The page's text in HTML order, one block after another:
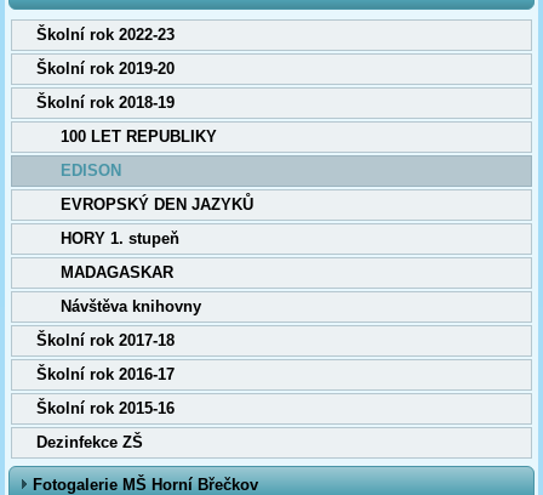
Školní rok 2022-23
Školní rok 2019-20
Školní rok 2018-19
100 LET REPUBLIKY
EDISON
EVROPSKÝ DEN JAZYKŮ
HORY 1. stupeň
MADAGASKAR
Návštěva knihovny
Školní rok 2017-18
Školní rok 2016-17
Školní rok 2015-16
Dezinfekce ZŠ
Fotogalerie MŠ Horní Břečkov